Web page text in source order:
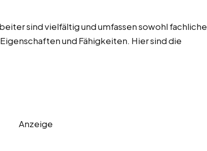
sind vielfältig und umfassen sowohl fachliche
und Fähigkeiten. Hier sind die
Anzeige